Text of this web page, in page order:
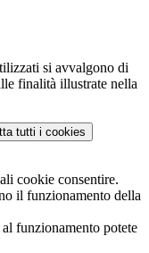
si avvalgono di
finalità illustrate nella
tutti i cookies
cookie consentire.
il funzionamento della
funzionamento potete